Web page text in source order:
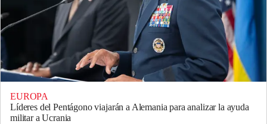
EUROPA
Líderes del Pentágono viajarán a Alemania para analizar la ayuda
militar a Ucrania